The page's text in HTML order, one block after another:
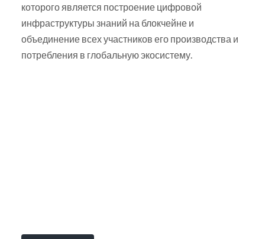
которого является построение цифровой
инфраструктуры знаний на блокчейне и
объединение всех участников его производства и
потребления в глобальную экосистему.